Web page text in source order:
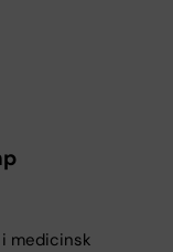
medicinsk